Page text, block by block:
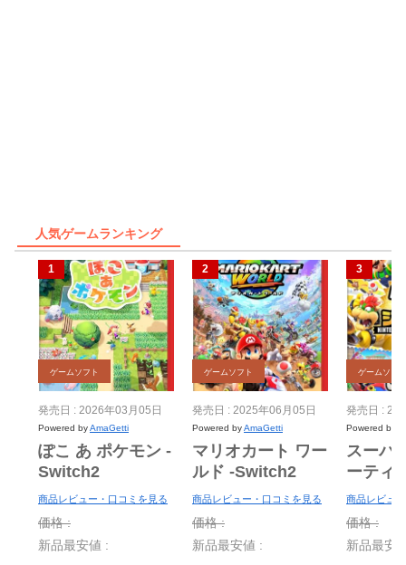
人気ゲームランキング
ゲームソフト
発売日 : 2026年03月05日
Powered byAmaGetti
ぽこ あ ポケモン -
Switch2
商品レビュー・口コミを見る
価格 :
新品最安値 :
ゲームソフト
発売日 : 2025年06月05日
Powered byAmaGetti
マリオカート ワー
ルド -Switch2
商品レビュー・口コミを見る
価格 :
新品最安値 :
ゲームソフト
発売日 :
Powered by
スーパ
ーティ
ー
Switch
＋ ジャ
TV -
商品レビュ
価格 :
新品最安